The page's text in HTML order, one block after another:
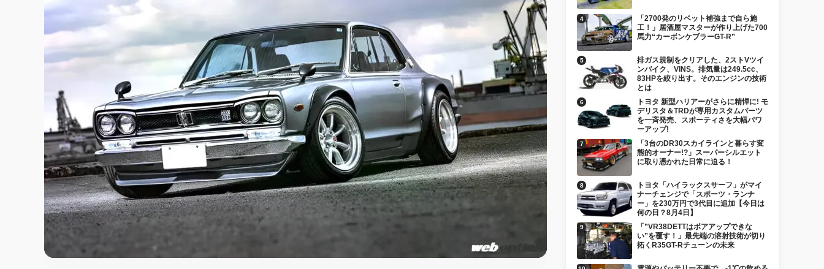
「2700発のリベット補強まで自ら施
工！」居酒屋マスターが作り上げた700
馬力“カーボンケブラーGT-R”
排ガス規制をクリアした、2ストVツイ
ンバイク、VINS。排気量は249.5cc、
83HPを絞り出す。そのエンジンの技術
とは
トヨタ 新型ハリアーがさらに精悍に! モ
デリスタ＆TRDが専用カスタムパーツ
を一斉発売、スポーティさを大幅パワ
ーアップ!
「3台のDR30スカイラインと暮らす変
態的オーナー!?」スーパーシルエット
に取り憑かれた日常に迫る！
トヨタ「ハイラックスサーフ」がマイ
ナーチェンジで「スポーツ・ランナ
ー」を230万円で3代目に追加【今日は
何の日？8月4日】
「”VR38DETTはボアアップできな
い”を覆す！」最先端の溶射技術が切り
拓くR35GT-Rチューンの未来